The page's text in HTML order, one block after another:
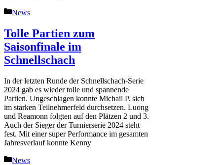
Kategorien
News
Tolle Partien zum
Saisonfinale im
Schnellschach
In der letzten Runde der Schnellschach-Serie
2024 gab es wieder tolle und spannende
Partien. Ungeschlagen konnte Michail P. sich
im starken Teilnehmerfeld durchsetzen. Luong
und Reamonn folgten auf den Plätzen 2 und 3.
Auch der Sieger der Turnierserie 2024 steht
fest. Mit einer super Performance im gesamten
Jahresverlauf konnte Kenny
Kategorien
News